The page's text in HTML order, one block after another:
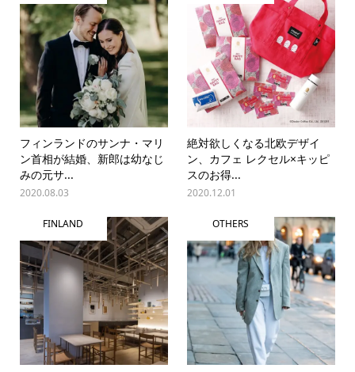
フィンランドのサンナ・マリ
ン首相が結婚、新郎は幼なじ
みの元サ...
2020.08.03
絶対欲しくなる北欧デザイ
ン、カフェ レクセル×キッピ
スのお得...
2020.12.01
FINLAND OTHERS